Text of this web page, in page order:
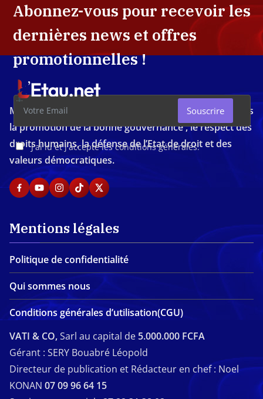
Abonnez-vous pour recevoir les
dernières news et offres
promotionnelles !
J'ai lu et j'accepte les conditions générales.
Souscrire
Média d'investigation ivoirien résolument engagé dans
la promotion de la bonne gouvernance , le respect des
droits humains, la défense de l’Etat de droit et des
valeurs démocratiques.
Mentions légales
Politique de confidentialité
Qui sommes nous
Conditions générales d’utilisation(CGU)
VATI & CO,Sarl au capital de 5.000.000 FCFA
Gérant : SERY Bouabré Léopold
Directeur de publication et Rédacteur en chef : Noel
KONAN 07 09 96 64 15